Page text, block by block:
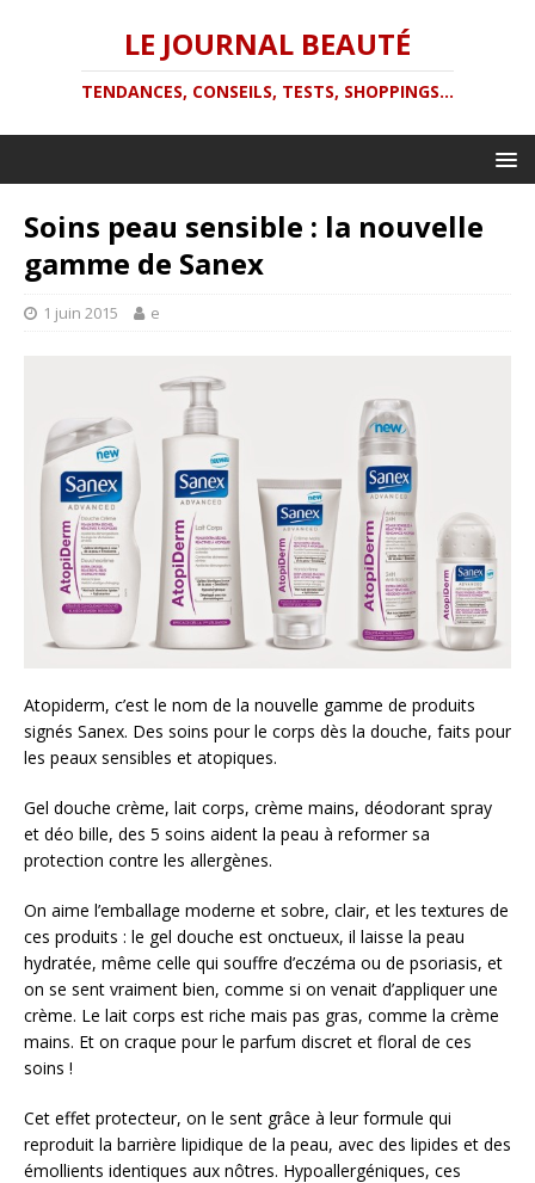
LE JOURNAL BEAUTÉ
TENDANCES, CONSEILS, TESTS, SHOPPINGS...
Soins peau sensible : la nouvelle
gamme de Sanex
1 juin 2015 e
Atopiderm, c’est le nom de la nouvelle gamme de produits
signés Sanex. Des soins pour le corps dès la douche, faits pour
les peaux sensibles et atopiques.
Gel douche crème, lait corps, crème mains, déodorant spray
et déo bille, des 5 soins aident la peau à reformer sa
protection contre les allergènes.
On aime l’emballage moderne et sobre, clair, et les textures de
ces produits : le gel douche est onctueux, il laisse la peau
hydratée, même celle qui souffre d’eczéma ou de psoriasis, et
on se sent vraiment bien, comme si on venait d’appliquer une
crème. Le lait corps est riche mais pas gras, comme la crème
mains. Et on craque pour le parfum discret et floral de ces
soins !
Cet effet protecteur, on le sent grâce à leur formule qui
reproduit la barrière lipidique de la peau, avec des lipides et des
émollients identiques aux nôtres. Hypoallergéniques, ces